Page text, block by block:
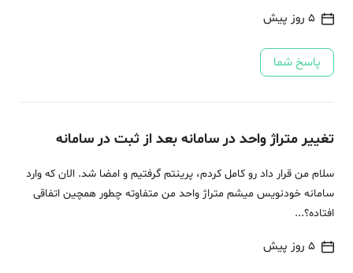
5 روز پیش
پاسخ شما
تغییر متراژ واحد در سامانه بعد از ثبت در سامانه
سلام من قرار داد رو کامل کردم، پرینتم گرفتیم و امضا شد. الان که وارد
سامانه خودنویس میشم متراژ واحد من متفاوته چطور همچین اتفاقی
افتاده؟...
5 روز پیش